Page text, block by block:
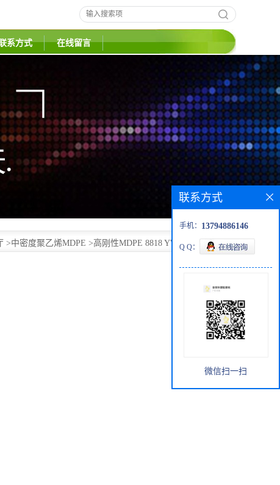
系方式 在线留言
>中密度聚乙烯MDPE >高刚性MDPE 8818 YW 陶氏杜邦 管
联系方式
手机： 13794886146
Q Q：
微信扫一扫